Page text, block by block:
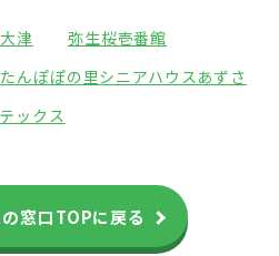
津
弥生桜壱番館
んぽぽの里シニアハウスあずさ
ックス
窓口TOPに戻る